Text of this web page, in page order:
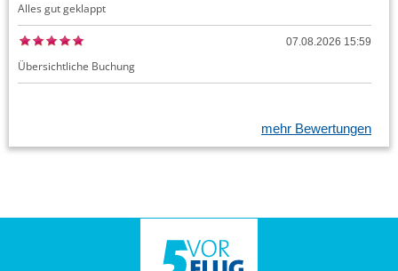
Alles gut geklappt
07.08.2026 15:59
Übersichtliche Buchung
mehr Bewertungen